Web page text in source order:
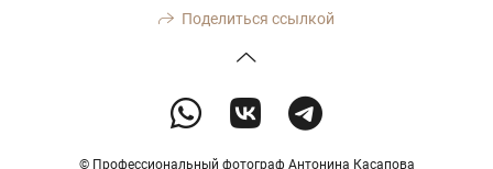
Поделиться ссылкой
© Профессиональный фотограф Антонина Касапова